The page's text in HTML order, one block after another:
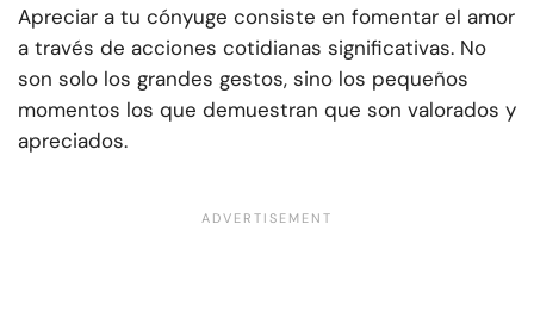
Apreciar a tu cónyuge consiste en fomentar el amor
a través de acciones cotidianas significativas. No
son solo los grandes gestos, sino los pequeños
momentos los que demuestran que son valorados y
apreciados.